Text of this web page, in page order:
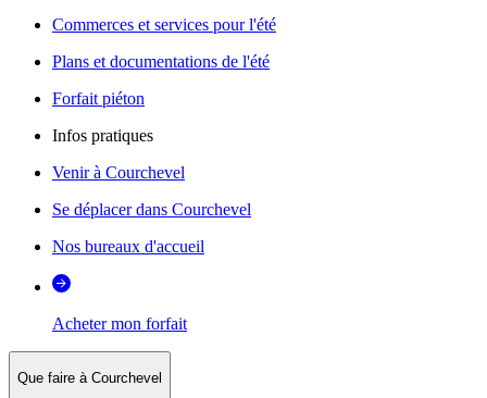
Commerces et services pour l'été
Plans et documentations de l'été
Forfait piéton
Infos pratiques
Venir à Courchevel
Se déplacer dans Courchevel
Nos bureaux d'accueil
Acheter mon forfait
Que faire à Courchevel